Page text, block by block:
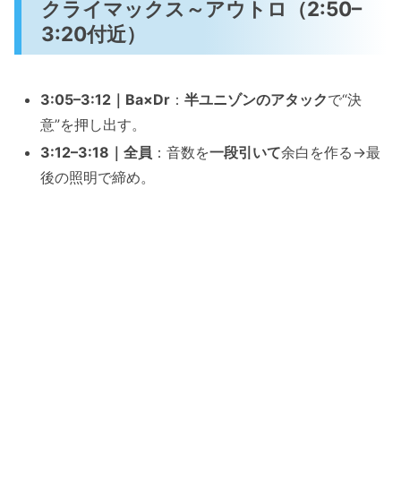
クライマックス～アウトロ（2:50–
3:20付近）
3:05–3:12｜Ba×Dr ：半ユニゾンのアタックで“決
意”を押し出す。
3:12–3:18｜全員 ：音数を一段引いて余白を作る→最
後の照明で締め。